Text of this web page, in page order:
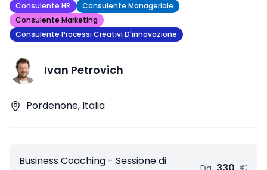
Consulente HR
Consulente Manageriale
Consulente Marketing
Consulente Processi Creativi D'innovazione
Ivan Petrovich
Pordenone, Italia
Business Coaching - Sessione di